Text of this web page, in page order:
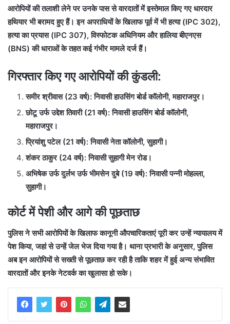
आरोपियों की तलाशी लेने पर उनके पास से वारदातों में इस्तेमाल किए गए धारदार
हथियार भी बरामद हुए हैं। इन अपराधियों के खिलाफ पूर्व में भी हत्या (IPC 302),
हत्या का प्रयास (IPC 307), विस्फोटक अधिनियम और हालिया बीएनएस
(BNS) की धाराओं के तहत कई गंभीर मामले दर्ज हैं।
गिरफ्तार किए गए आरोपियों की कुंडली:
समीर श्रीवास (23 वर्ष): निवासी हाउसिंग बोर्ड कॉलोनी, महाराजपुर।
छोटू उर्फ उद्देश तिवारी (21 वर्ष): निवासी हाउसिंग बोर्ड कॉलोनी,
महाराजपुर।
प्रियांशु पटेल (21 वर्ष): निवासी नेता कॉलोनी, सुहागी।
शंकर ठाकुर (24 वर्ष): निवासी सुहागी मेन रोड।
अभिषेक उर्फ दुर्लभ उर्फ भीमसेन दुबे (19 वर्ष): निवासी पन्नी मोहल्ला,
सुहागी।
कोर्ट में पेशी और आगे की पूछताछ
पुलिस ने सभी आरोपियों के खिलाफ कानूनी औपचारिकताएं पूरी कर उन्हें न्यायालय में
पेश किया, जहां से उन्हें जेल भेज दिया गया है। थाना प्रभारी के अनुसार, पुलिस
अब इन आरोपियों से सख्ती से पूछताछ कर रही है ताकि शहर में हुई अन्य संभावित
वारदातों और इनके नेटवर्क का खुलासा हो सके।